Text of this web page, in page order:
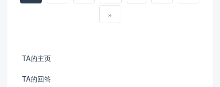
»
TA的主页
TA的回答